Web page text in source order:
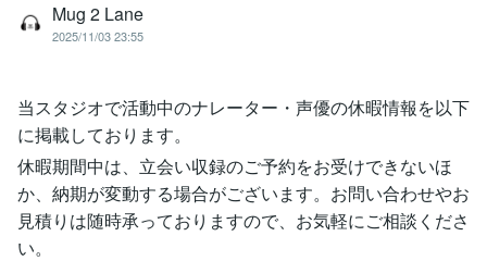
Mug 2 Lane
2025/11/03 23:55
当スタジオで活動中のナレーター・声優の休暇情報を以下
に掲載しております。
休暇期間中は、立会い収録のご予約をお受けできないほ
か、納期が変動する場合がございます。お問い合わせやお
見積りは随時承っておりますので、お気軽にご相談くださ
い。